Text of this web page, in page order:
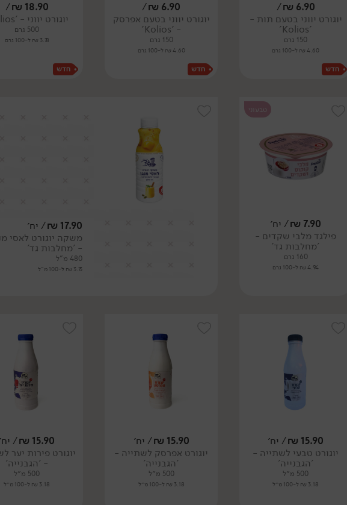
6.90
₪
/
יוגורט יווני בטעם תות -
'Kolios'
150 גרם
4.60 ₪ ל-100 גרם
6.90
₪
/
יוגורט יווני בטעם אפרסק
- 'Kolios'
150 גרם
4.60 ₪ ל-100 גרם
18.90
₪
/
יוגורט יווני - 'Kolios'
500 גרם
3.78 ₪ ל-100 גרם
טבעוני
7.90
₪/ יח׳
פילגד מלבי שקדים -
'מחלבות גד'
160 גרם
4.94 ₪ ל-100 גרם
17.90
₪/ יח׳
- 'מחלבות גד'
480 מ"ל
3.73 ₪ ל-100 מ"ל
15.90
₪/ יח׳
יוגורט טבעי לשתייה -
'הגבנייה'
500 מ״ל
3.18 ₪ ל-100 מ״ל
15.90
₪/ יח׳
יוגורט אפרסק לשתייה -
'הגבנייה'
500 מ״ל
3.18 ₪ ל-100 מ״ל
15.90
₪/ יח׳
יוגורט פירות יער
- 'הגבנייה'
500 מ״ל
3.18 ₪ ל-100 מ״ל